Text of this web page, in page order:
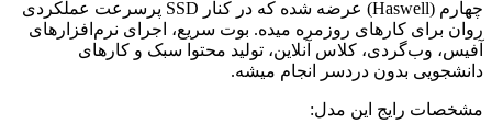
چهارم (Haswell) عرضه شده که در کنار SSD پرسرعت عملکردی
روان برای کارهای روزمره میده. بوت سریع، اجرای نرم‌افزارهای
آفیس، وب‌گردی، کلاس آنلاین، تولید محتوا سبک و کارهای
دانشجویی بدون دردسر انجام میشه.
مشخصات رایج این مدل: